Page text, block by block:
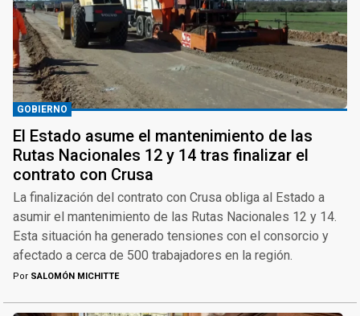
GOBIERNO
El Estado asume el mantenimiento de las
Rutas Nacionales 12 y 14 tras finalizar el
contrato con Crusa
La finalización del contrato con Crusa obliga al Estado a
asumir el mantenimiento de las Rutas Nacionales 12 y 14.
Esta situación ha generado tensiones con el consorcio y
afectado a cerca de 500 trabajadores en la región.
Por SALOMÓN MICHITTE